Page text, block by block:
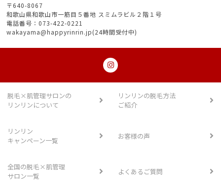
〒640-8067
和歌山県和歌山市一筋目５番地 スミムラビル２階１号
電話番号：073-422-0221
wakayama@happyrinrin.jp(24時間受付中)
脱毛×肌管理サロンの
リンリンについて
リンリンの脱毛方法
ご紹介
リンリン
キャンペーン一覧
お客様の声
全国の脱毛×肌管理
サロン一覧
よくあるご質問